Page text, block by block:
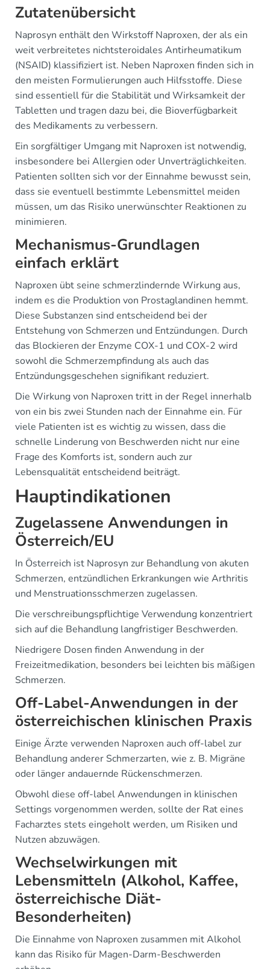
Zutatenübersicht
Naprosyn enthält den Wirkstoff Naproxen, der als ein
weit verbreitetes nichtsteroidales Antirheumatikum
(NSAID) klassifiziert ist. Neben Naproxen finden sich in
den meisten Formulierungen auch Hilfsstoffe. Diese
sind essentiell für die Stabilität und Wirksamkeit der
Tabletten und tragen dazu bei, die Bioverfügbarkeit
des Medikaments zu verbessern.
Ein sorgfältiger Umgang mit Naproxen ist notwendig,
insbesondere bei Allergien oder Unverträglichkeiten.
Patienten sollten sich vor der Einnahme bewusst sein,
dass sie eventuell bestimmte Lebensmittel meiden
müssen, um das Risiko unerwünschter Reaktionen zu
minimieren.
Mechanismus-Grundlagen
einfach erklärt
Naproxen übt seine schmerzlindernde Wirkung aus,
indem es die Produktion von Prostaglandinen hemmt.
Diese Substanzen sind entscheidend bei der
Entstehung von Schmerzen und Entzündungen. Durch
das Blockieren der Enzyme COX-1 und COX-2 wird
sowohl die Schmerzempfindung als auch das
Entzündungsgeschehen signifikant reduziert.
Die Wirkung von Naproxen tritt in der Regel innerhalb
von ein bis zwei Stunden nach der Einnahme ein. Für
viele Patienten ist es wichtig zu wissen, dass die
schnelle Linderung von Beschwerden nicht nur eine
Frage des Komforts ist, sondern auch zur
Lebensqualität entscheidend beiträgt.
Hauptindikationen
Zugelassene Anwendungen in
Österreich/EU
In Österreich ist Naprosyn zur Behandlung von akuten
Schmerzen, entzündlichen Erkrankungen wie Arthritis
und Menstruationsschmerzen zugelassen.
Die verschreibungspflichtige Verwendung konzentriert
sich auf die Behandlung langfristiger Beschwerden.
Niedrigere Dosen finden Anwendung in der
Freizeitmedikation, besonders bei leichten bis mäßigen
Schmerzen.
Off-Label-Anwendungen in der
österreichischen klinischen Praxis
Einige Ärzte verwenden Naproxen auch off-label zur
Behandlung anderer Schmerzarten, wie z. B. Migräne
oder länger andauernde Rückenschmerzen.
Obwohl diese off-label Anwendungen in klinischen
Settings vorgenommen werden, sollte der Rat eines
Facharztes stets eingeholt werden, um Risiken und
Nutzen abzuwägen.
Wechselwirkungen mit
Lebensmitteln (Alkohol, Kaffee,
österreichische Diät-
Besonderheiten)
Die Einnahme von Naproxen zusammen mit Alkohol
kann das Risiko für Magen-Darm-Beschwerden